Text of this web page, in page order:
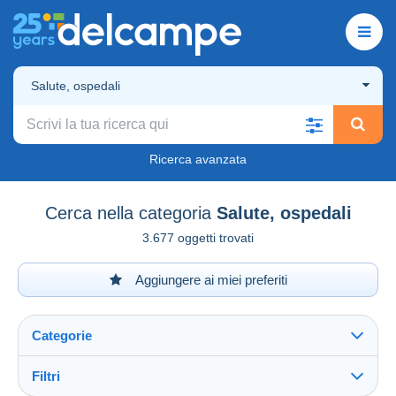
Salute, ospedali
Ricerca avanzata
Cerca nella categoria Salute, ospedali
3.677 oggetti trovati
Aggiungere ai miei preferiti
Categorie
Filtri